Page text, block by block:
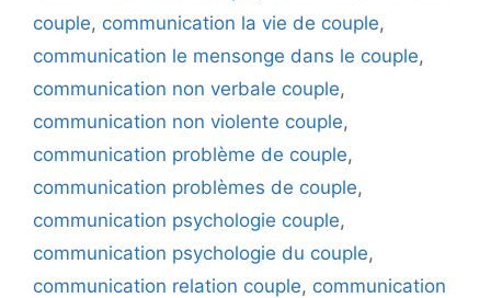
couple, communication la vie de couple,
communication le mensonge dans le couple,
communication non verbale couple,
communication non violente couple,
communication problème de couple,
communication problèmes de couple,
communication psychologie couple,
communication psychologie du couple,
communication relation couple, communication